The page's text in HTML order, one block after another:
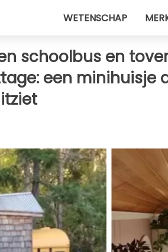
WETENSCHAP
schoolbus en
een minihuisje